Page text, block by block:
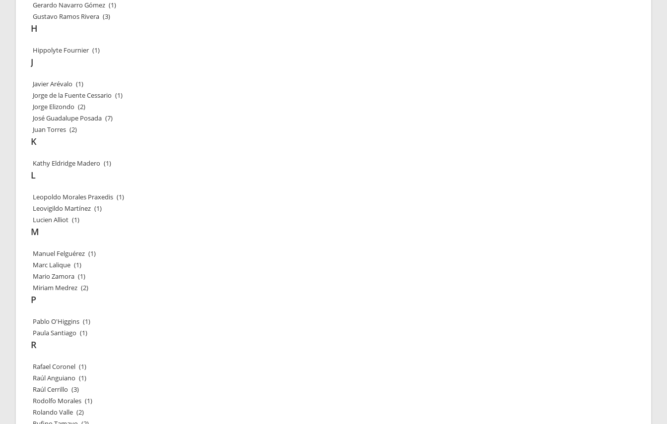
Gerardo Navarro Gómez (1)
Gustavo Ramos Rivera (3)
H
Hippolyte Fournier (1)
J
Javier Arévalo (1)
Jorge de la Fuente Cessario (1)
Jorge Elizondo (2)
José Guadalupe Posada (7)
Juan Torres (2)
K
Kathy Eldridge Madero (1)
L
Leopoldo Morales Praxedis (1)
Leovigildo Martínez (1)
Lucien Alliot (1)
M
Manuel Felguérez (1)
Marc Lalique (1)
Mario Zamora (1)
Miriam Medrez (2)
P
Pablo O'Higgins (1)
Paula Santiago (1)
R
Rafael Coronel (1)
Raúl Anguiano (1)
Raúl Cerrillo (3)
Rodolfo Morales (1)
Rolando Valle (2)